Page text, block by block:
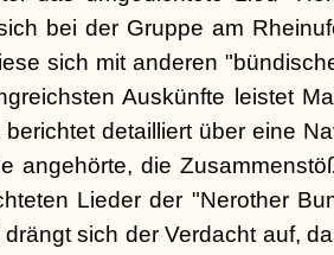
bei der Gruppe am
sich mit anderen
Auskünfte leistet
detailliert über eine
angehörte, die
Lieder der "Nerother
sich der Verdacht auf,